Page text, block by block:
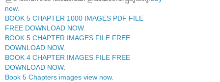
now.
BOOK 5 CHAPTER 1000 IMAGES PDF FILE
FREE DOWNLOAD NOW.
BOOK 5 CHAPTER IMAGES FILE FREE
DOWNLOAD NOW.
BOOK 4 CHAPTER IMAGES FILE FREE
DOWNLOAD NOW.
Book 5 Chapters images view now.